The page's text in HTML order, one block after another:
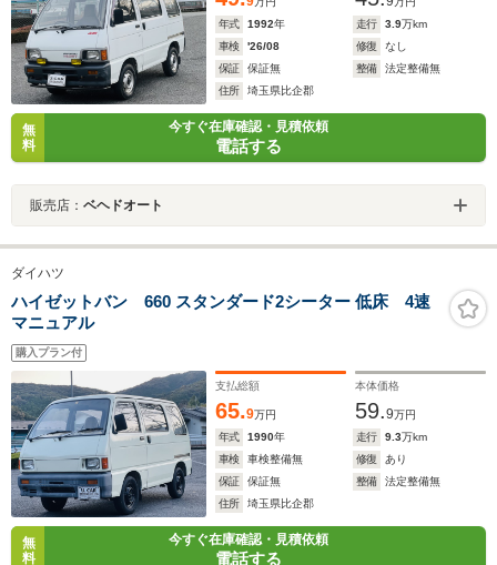
年式
1992年 走行 3.9万km
車検
'26/08 修復
なし
保証
保証無 整備
法定整備無
住所
埼玉県比企郡
無
料
今すぐ在庫確認・見積依頼
電話する
販売店： ベヘドオート
ダイハツ
ハイゼットバン 660 スタンダード2シーター 低床 4速
マニュアル
購入プラン付
支払総額
65.9万円
本体価格
59.9万円
年式
1990年 走行 9.3万km
車検
車検整備無 修復
あり
保証
保証無 整備
法定整備無
住所
埼玉県比企郡
無
料
今すぐ在庫確認・見積依頼
電話する